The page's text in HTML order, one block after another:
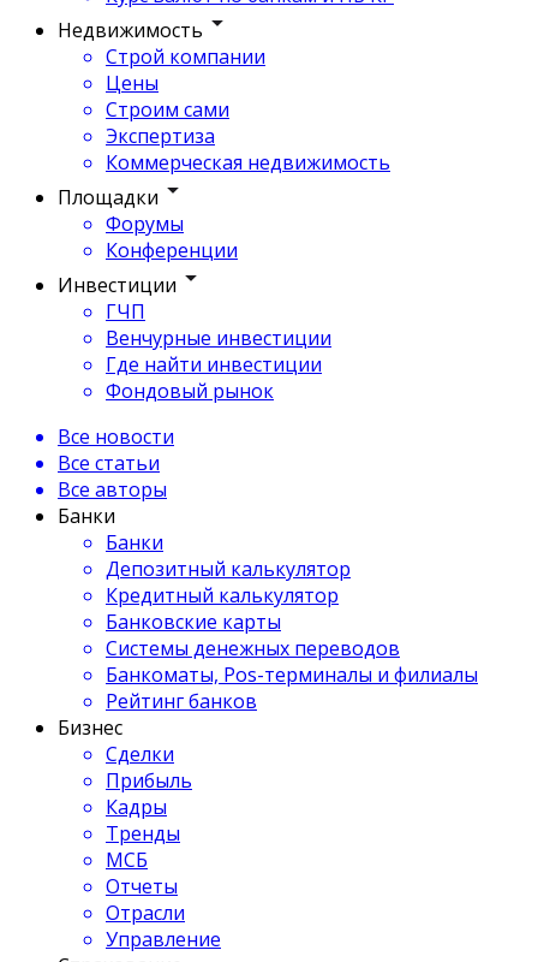
Недвижимость
Строй компании
Цены
Строим сами
Экспертиза
Коммерческая недвижимость
Площадки
Форумы
Конференции
Инвестиции
ГЧП
Венчурные инвестиции
Где найти инвестиции
Фондовый рынок
Все новости
Все статьи
Все авторы
Банки
Банки
Депозитный калькулятор
Кредитный калькулятор
Банковские карты
Системы денежных переводов
Банкоматы, Pos-терминалы и филиалы
Рейтинг банков
Бизнес
Сделки
Прибыль
Кадры
Тренды
МСБ
Отчеты
Отрасли
Управление